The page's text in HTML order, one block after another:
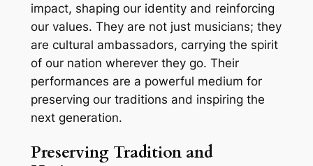
impact, shaping our identity and reinforcing
our values. They are not just musicians; they
are cultural ambassadors, carrying the spirit
of our nation wherever they go. Their
performances are a powerful medium for
preserving our traditions and inspiring the
next generation.
Preserving Tradition and